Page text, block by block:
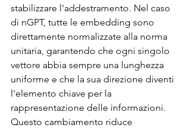
stabilizzare l'addestramento. Nel caso
di nGPT, tutte le embedding sono
direttamente normalizzate alla norma
unitaria, garantendo che ogni singolo
vettore abbia sempre una lunghezza
uniforme e che la sua direzione diventi
l'elemento chiave per la
rappresentazione delle informazioni.
Questo cambiamento riduce